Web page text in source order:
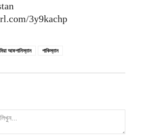
3y9kachp
আফগানিস্তান পাকিস্তান